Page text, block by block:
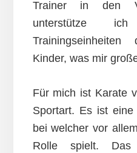
Trainer in den
unterstütze
Kinder, was mir
Für mich ist Karate
Sportart. Es ist
bei welcher vor
Rolle spielt.